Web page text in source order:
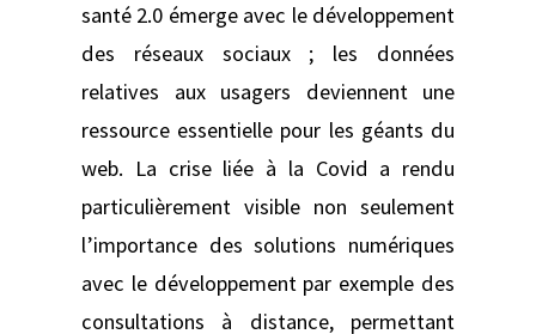
santé 2.0 émerge avec le développement
des réseaux sociaux ; les données
relatives aux usagers deviennent une
ressource essentielle pour les géants du
web. La crise liée à la Covid a rendu
particulièrement visible non seulement
l’importance des solutions numériques
avec le développement par exemple des
consultations à distance, permettant